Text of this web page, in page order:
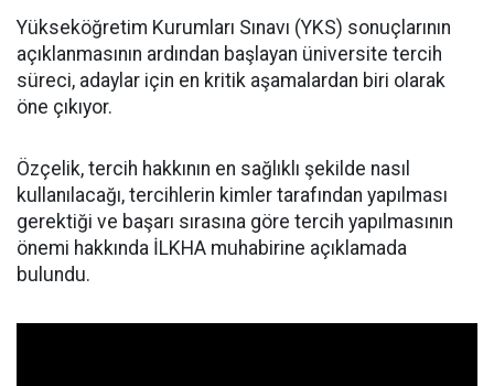
Yükseköğretim Kurumları Sınavı (YKS) sonuçlarının
açıklanmasının ardından başlayan üniversite tercih
süreci, adaylar için en kritik aşamalardan biri olarak
öne çıkıyor.
Özçelik, tercih hakkının en sağlıklı şekilde nasıl
kullanılacağı, tercihlerin kimler tarafından yapılması
gerektiği ve başarı sırasına göre tercih yapılmasının
önemi hakkında İLKHA muhabirine açıklamada
bulundu.